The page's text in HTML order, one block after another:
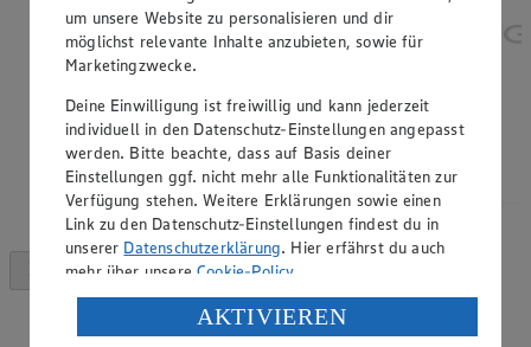
um unsere Website zu personalisieren und dir
möglichst relevante Inhalte anzubieten, sowie für
Marketingzwecke.
Deine Einwilligung ist freiwillig und kann jederzeit
individuell in den Datenschutz-Einstellungen angepasst
werden. Bitte beachte, dass auf Basis deiner
Einstellungen ggf. nicht mehr alle Funktionalitäten zur
Verfügung stehen. Weitere Erklärungen sowie einen
Link zu den Datenschutz-Einstellungen findest du in
unserer Datenschutzerklärung. Hier erfährst du auch
mehr über unsereCookie-Policy.
Verarbeitung deiner personenbezogenen Daten in den
USA durch Facebook und YouTube:
AKTIVIEREN